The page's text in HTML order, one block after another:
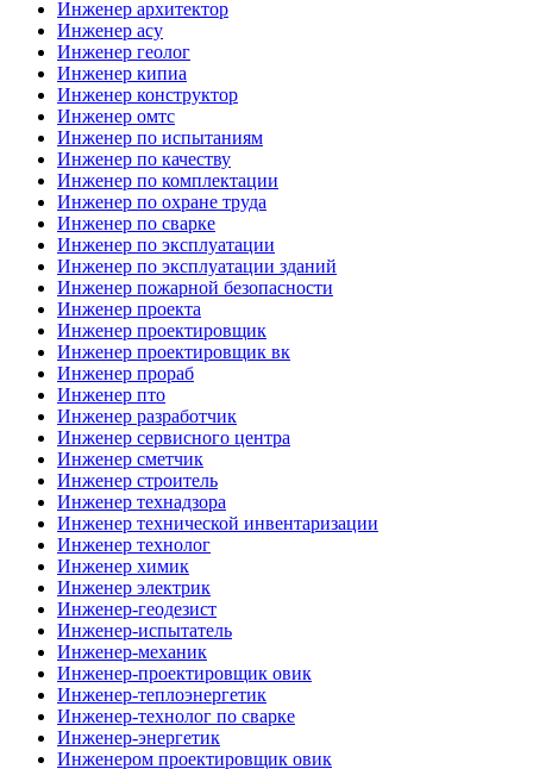
Инженер архитектор
Инженер асу
Инженер геолог
Инженер кипиа
Инженер конструктор
Инженер омтс
Инженер по испытаниям
Инженер по качеству
Инженер по комплектации
Инженер по охране труда
Инженер по сварке
Инженер по эксплуатации
Инженер по эксплуатации зданий
Инженер пожарной безопасности
Инженер проекта
Инженер проектировщик
Инженер проектировщик вк
Инженер прораб
Инженер пто
Инженер разработчик
Инженер сервисного центра
Инженер сметчик
Инженер строитель
Инженер технадзора
Инженер технической инвентаризации
Инженер технолог
Инженер химик
Инженер электрик
Инженер-геодезист
Инженер-испытатель
Инженер-механик
Инженер-проектировщик овик
Инженер-теплоэнергетик
Инженер-технолог по сварке
Инженер-энергетик
Инженером проектировщик овик